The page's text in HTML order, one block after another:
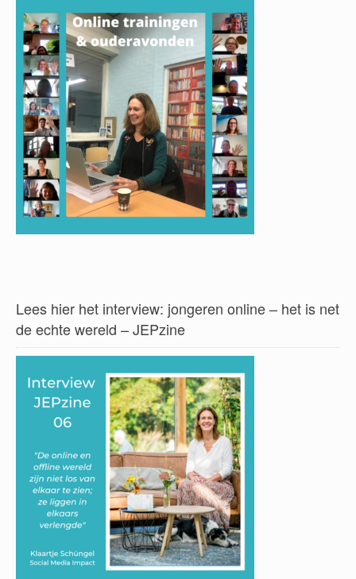
Lees hier het interview: jongeren online – het is net
de echte wereld – JEPzine